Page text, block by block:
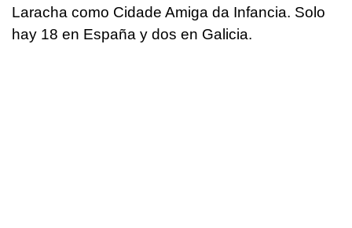
Laracha como Cidade Amiga da Infancia. Solo
hay 18 en España y dos en Galicia.